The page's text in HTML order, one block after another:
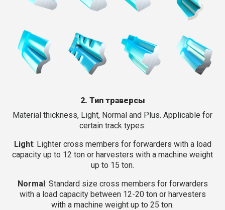
2. Тип траверсы
Material thickness, Light, Normal and Plus. Applicable for
certain track types:
Light: Lighter cross members for forwarders with a load
capacity up to 12 ton or harvesters with a machine weight
up to 15 ton.
Normal: Standard size cross members for forwarders
with a load capacity between 12-20 ton or harvesters
with a machine weight up to 25 ton.